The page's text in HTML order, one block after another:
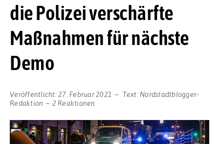
die Polizei verschärfte
Maßnahmen für nächste
Demo
Veröffentlicht:27. Februar 2021 Text: Nordstadtblogger-
Redaktion
2 Reaktionen